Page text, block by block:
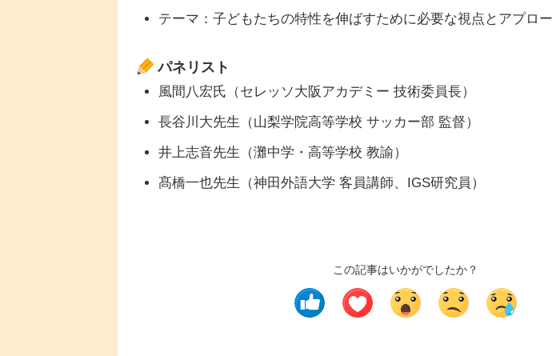
テーマ：子どもたちの特性を伸ばすために必要な視点とアプロ
パネリスト
風間八宏氏（セレッソ大阪アカデミー 技術委員長）
長谷川大先生（山梨学院高等学校 サッカー部 監督）
井上志音先生（灘中学・高等学校 教諭）
髙橋一也先生（神田外語大学 客員講師、IGS研究員）
この記事はいかがでしたか？